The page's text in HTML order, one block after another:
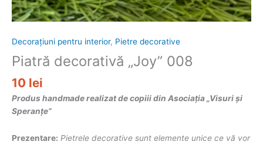
Decorațiuni pentru interior, Pietre decorative
Piatră decorativă „Joy” 008
10 lei
Produs handmade realizat de copiii din Asociația „Visuri și
Speranțe”
Prezentare: Pietrele decorative sunt elemente unice ce vă vor